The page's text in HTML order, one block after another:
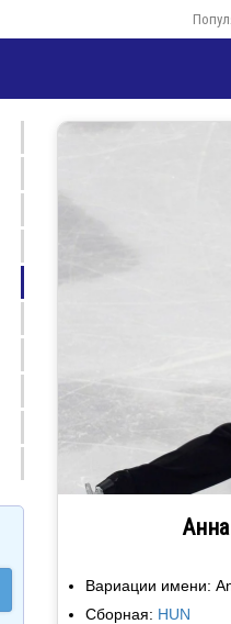
Вариации имени:
Сборная: HUN